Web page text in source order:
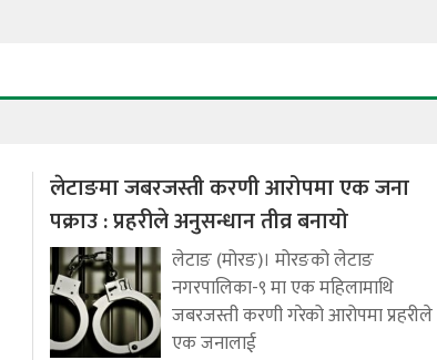
लेटाङमा जबरजस्ती करणी आरोपमा एक जना
पक्राउ : प्रहरीले अनुसन्धान तीव्र बनायो
लेटाङ (मोरङ)। मोरङको लेटाङ
नगरपालिका-९ मा एक महिलामाथि
जबरजस्ती करणी गरेको आरोपमा प्रहरीले
एक जनालाई